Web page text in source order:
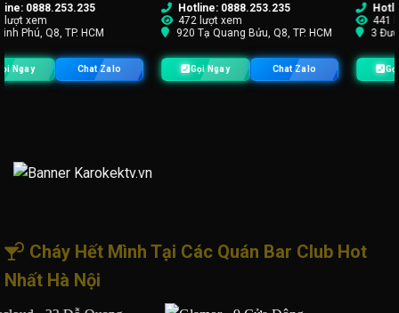
Bửu, Q8, TP. HCM
Chat Zalo
Hotline: 0888.253.235
441 lượt xem
3 Đường 546, Q9, TP. HCM
Gọi Ngay Chat Zalo
Hotline:
396 lượt xem
487 Lã Xuân
Gọi Ngay
Cháy Hết Mình Tại Các Quán Bar Club Hot
Nhất Hà Nội